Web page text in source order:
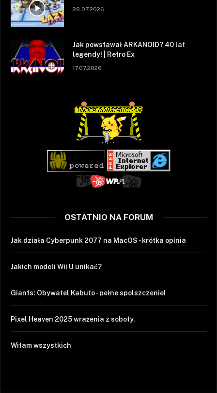
28.07.2026
Jak powstawał ARKANOID? 40 lat
legendy! | Retro Ex
17.07.2026
OSTATNIO NA FORUM
Jak działa Cyberpunk 2077 na MacOS - krótka opinia
Jakich modeli Wii U unikać?
Giants: Obywatel Kabuto - pełne spolszczenie!
Pixel Heaven 2025 wrażenia z soboty.
Witam wszystkich